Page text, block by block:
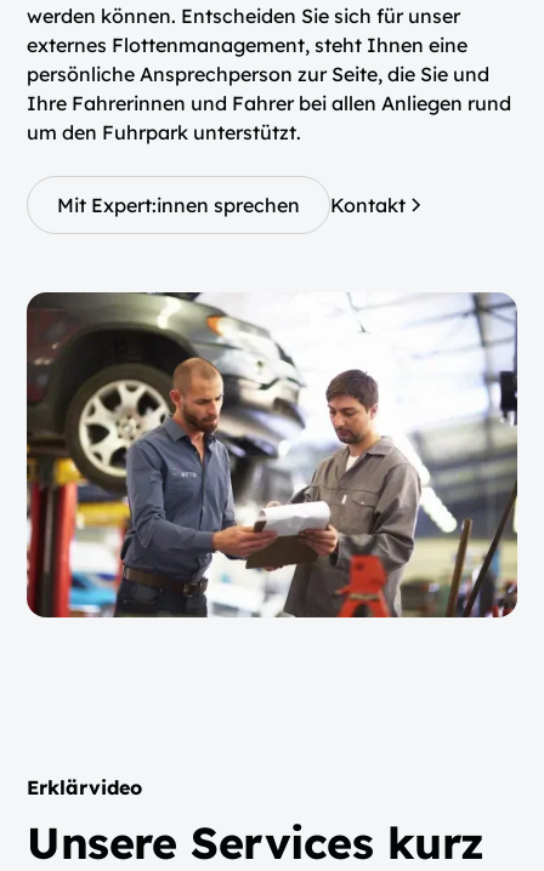
werden können. Entscheiden Sie sich für unser
externes Flottenmanagement, steht Ihnen eine
persönliche Ansprechperson zur Seite, die Sie und
Ihre Fahrerinnen und Fahrer bei allen Anliegen rund
um den Fuhrpark unterstützt.
Mit Expert:innen sprechen Kontakt
Erklärvideo
Unsere Services kurz